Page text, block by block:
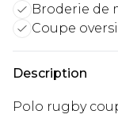
Broderie de
Coupe
Description
Polo rugby